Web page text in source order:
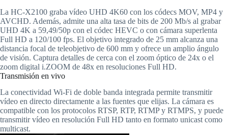
La HC-X2100 graba vídeo UHD 4K60 con los códecs MOV, MP4 y
AVCHD. Además, admite una alta tasa de bits de 200 Mb/s al grabar
UHD 4K a 59,49/50p con el códec HEVC o con cámara superlenta
Full HD a 120/100 fps. El objetivo integrado de 25 mm alcanza una
distancia focal de teleobjetivo de 600 mm y ofrece un amplio ángulo
de visión. Captura detalles de cerca con el zoom óptico de 24x o el
zoom digital i.ZOOM de 48x en resoluciones Full HD.
Transmisión en vivo
La conectividad Wi-Fi de doble banda integrada permite transmitir
vídeo en directo directamente a las fuentes que elijas. La cámara es
compatible con los protocolos RTSP, RTP, RTMP y RTMPS, y puede
transmitir vídeo en resolución Full HD tanto en formato unicast como
multicast.